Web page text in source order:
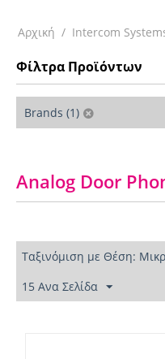
Αρχική / Intercom
Φίλτρα Προϊόντων
Brands (1)
Analog Door
Ταξινόμιση με Θέση:
15 Ανα Σελίδα